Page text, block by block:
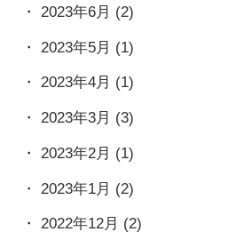
2023年6月 (2)
2023年5月 (1)
2023年4月 (1)
2023年3月 (3)
2023年2月 (1)
2023年1月 (2)
2022年12月 (2)